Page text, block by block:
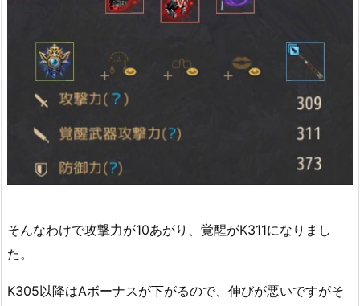
そんなわけで攻撃力が10あがり、覚醒がK311になりまし
た。
K305以降はAボーナスが下がるので、伸びが悪いですがそ